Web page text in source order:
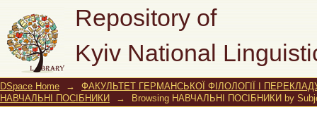
Repository of
Kyiv National
Browsing НАВЧАЛЬНІ ПОСІБНИКИ by
DSpace Home →
ФАКУЛЬТЕТ ГЕРМАНСЬКОЇ ФІЛОЛОГІЇ І
НАВЧАЛЬНІ ПОСІБНИКИ
→ Browsing НАВЧАЛЬНІ ПОСІБНИКИ by